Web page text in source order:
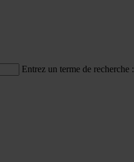
Entrez un terme de recherche :